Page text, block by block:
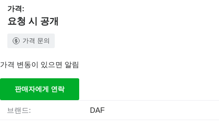
가격:
요청 시 공개
가격 문의
가격 변동이 있으면 알림
판매자에게 연락
브랜드: DAF